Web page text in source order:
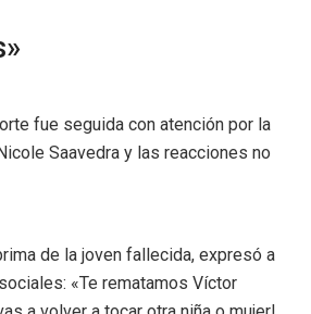
fue seguida con atención por la
Saavedra y las reacciones no
de la joven fallecida, expresó a
«Te rematamos Víctor